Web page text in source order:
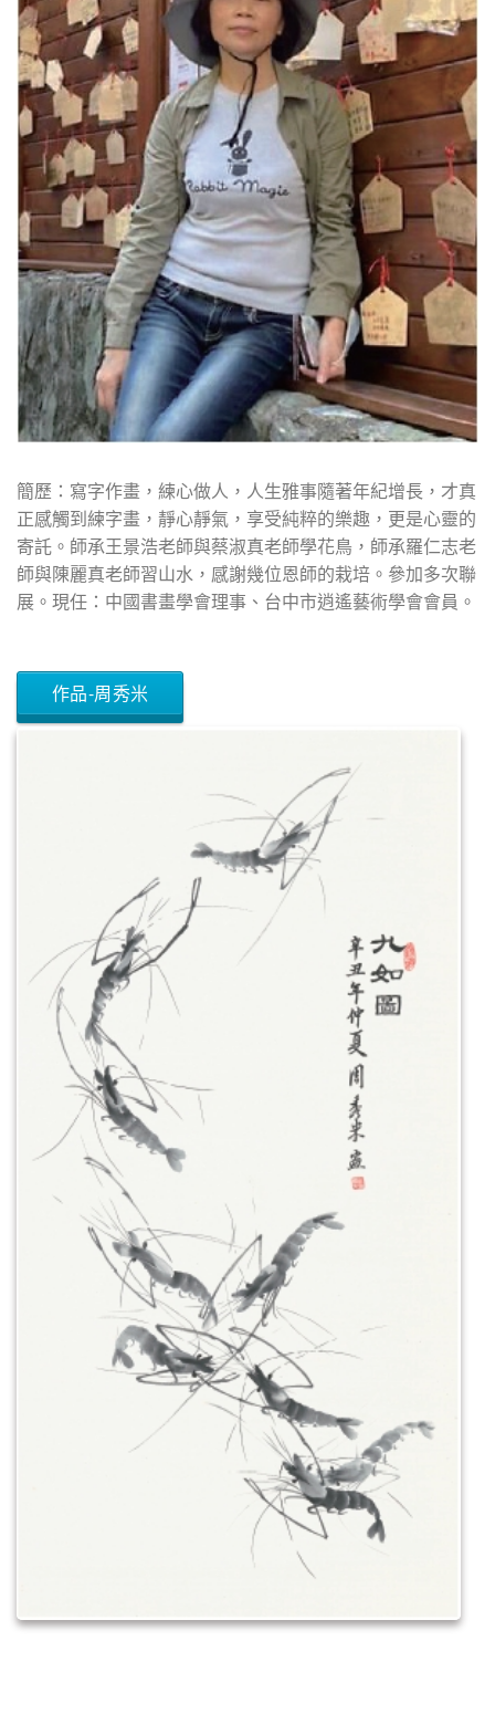
簡歷：寫字作畫，練心做人，人生雅事隨著年紀增長，才真
正感觸到練字畫，靜心靜氣，享受純粹的樂趣，更是心靈的
寄託。師承王景浩老師與蔡淑真老師學花鳥，師承羅仁志老
師與陳麗真老師習山水，感謝幾位恩師的栽培。參加多次聯
展。現任：中國書畫學會理事、台中市逍遙藝術學會會員。
作品-周秀米